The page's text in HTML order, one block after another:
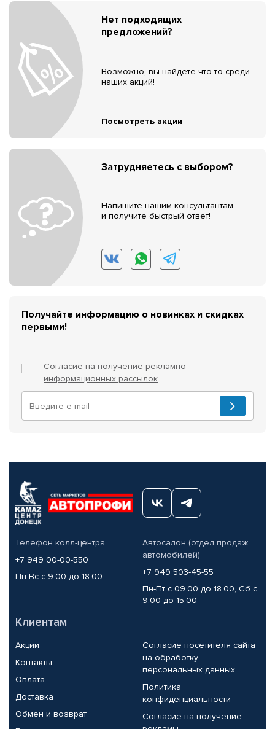
Нет подходящих
предложений?
Возможно, вы найдёте что-то среди
наших акций!
Посмотреть акции
Затрудняетесь с выбором?
Напишите нашим консультантам
и получите быстрый ответ!
Получайте информацию о новинках и скидках
первыми!
Согласие на получение рекламно-
информационных рассылок
Телефон колл-центра
+7 949 00-00-550
Пн-Вс с 9.00 до 18.00
Автосалон (отдел продаж
автомобилей)
+7 949 503-45-55
Пн-Пт с 09.00 до 18.00, Сб с
9.00 до 15.00
Клиентам
Акции
Контакты
Оплата
Доставка
Обмен и возврат
Согласие посетителя сайта
на обработку
персональных данных
Политика
конфиденциальности
Согласие на получение